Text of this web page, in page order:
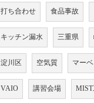
打ち合わせ 食品事故
キッチン漏水 三重県
淀川区 空気質 マー
VAIO 講習会場